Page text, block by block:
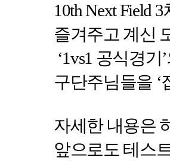
10th Next Field 3
즐겨주고 계신
‘1vs1 공식경기’
구단주님들을 ‘
자세한 내용은
앞으로도 테스